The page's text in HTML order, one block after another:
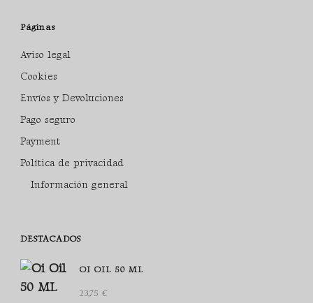
Páginas
Aviso legal
Cookies
Envíos y Devoluciones
Pago seguro
Payment
Política de privacidad
Información general
DESTACADOS
OI OIL 50 ML
23,75 €